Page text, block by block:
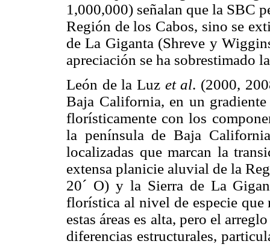
1,000,000) señalan que la SBC
Región de los Cabos, sino se
de La Giganta (Shreve y
apreciación se ha sobrestimado
León de la Luz et al. (2000,
Baja California, en un
florísticamente con los
la península de Baja
localizadas que marcan la
extensa planicie aluvial de la
20´ O) y la Sierra de La
florística al nivel de especie que
estas áreas es alta, pero el
diferencias estructurales,